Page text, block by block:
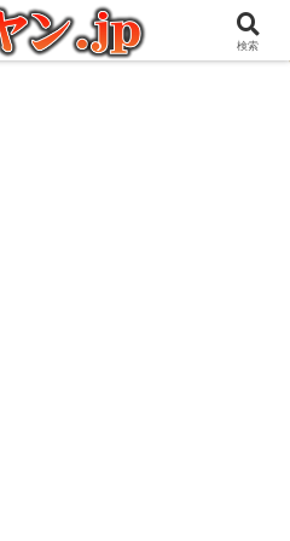
管理人の愉快な日々を綴るブログ
検索